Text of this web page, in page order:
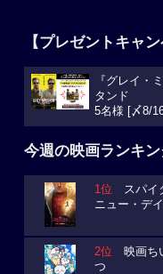
【プレゼントキャ
『グレイ・
タンド
5名様 [〆8/
今週の映画ランキ
1位 スパイ
ニュー・デイ
2位 映画ち
つ